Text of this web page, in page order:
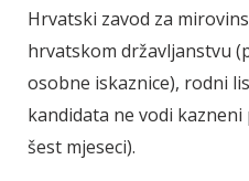
Hrvatski zavod za
hrvatskom državljanstvu
osobne iskaznice), rodni
kandidata ne vodi
šest mjeseci).